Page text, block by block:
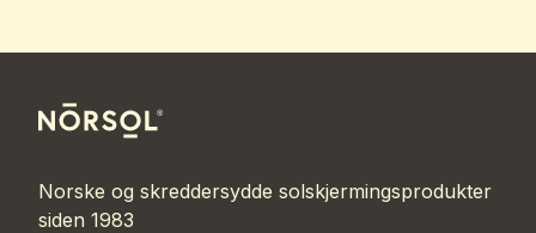
Norske og skreddersydde solskjermingsprodukter
siden 1983